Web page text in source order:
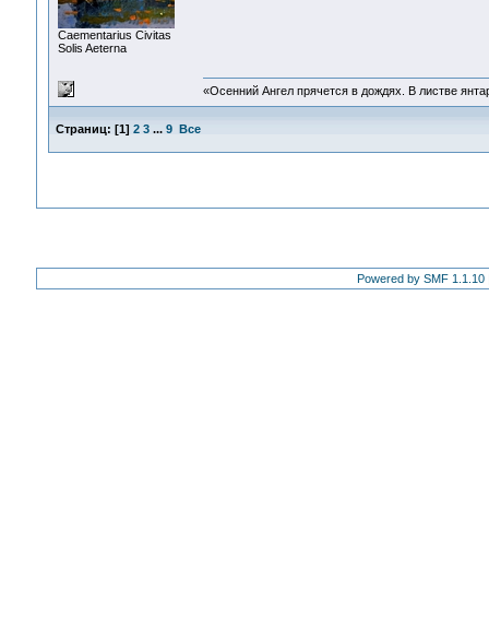
Сaementarius Civitas
Solis Aeterna
«Осенний Ангел прячется в дождях. В листве
Страниц: [1] 2 3 ... 9 Все
Powered by SMF 1.1.10